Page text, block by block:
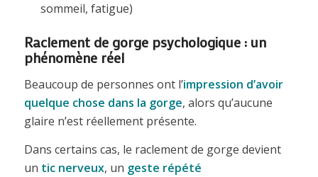
sommeil, fatigue)
Raclement de gorge psychologique : un
phénomène réel
Beaucoup de personnes ont l’impression d’avoir
quelque chose dans la gorge, alors qu’aucune
glaire n’est réellement présente.
Dans certains cas, le raclement de gorge devient
un tic nerveux, un geste répété